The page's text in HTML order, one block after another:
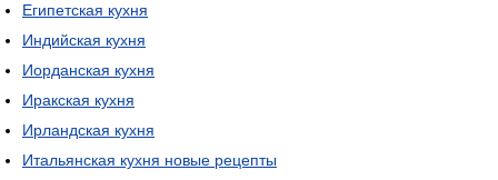
Египетская кухня
Индийская кухня
Иорданская кухня
Иракская кухня
Ирландская кухня
Итальянская кухня новые рецепты